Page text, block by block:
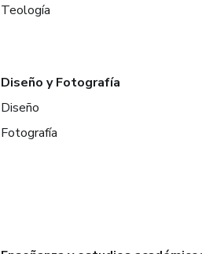
Teología
Diseño y Fotografía
Diseño
Fotografía